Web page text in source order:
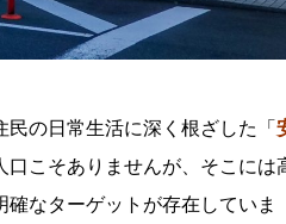
の日常生活に深く根ざした「
口こそありませんが、そこには
なターゲットが存在していま